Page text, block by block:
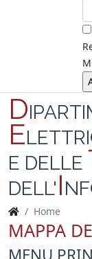
D
E
E DELLE
DELL'I
Home
MAPPA
MENU